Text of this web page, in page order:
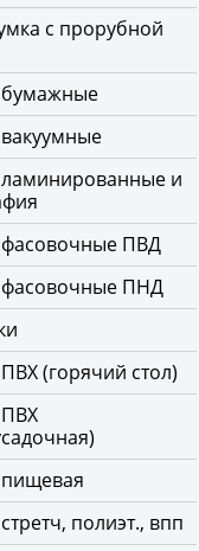
с прорубной
и
ПВД
ПНД
(горячий стол)
полиэт., впп